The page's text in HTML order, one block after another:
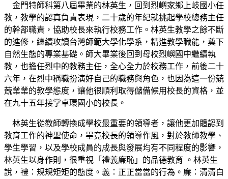
金門特師科第八屆畢業的林英生，回到烈嶼家鄉上岐國小任
教，教學的認真負責表現，二十歲的年紀就挑起學校總務主任
的幹部職責，協助校長來執行校務工作。林英生教學之餘不斷
的進修，繼續攻讀台灣師範大學化學系，精進教學職能，奠下
自然生態的專業基礎。師大畢業後回到母校烈嶼國中繼續執
教，也擔任烈中的教務主任，全心全力於校務工作，前後二十
六年，在烈中稱職扮演好自己的職務與角色，也因為這一份兢
兢業業的教學態度，讓他很順利取得儲備候用校長的資格，並
在九十五年接掌卓環國小的校長。
林英生從教師轉換成學校最重要的領導者，讓他更加體認到
教育工作的神聖使命，畢竟校長的領導作風，對於教師教學、
學生學習，以及學校成員的成長與發展均有不同程度的影響，
林英生以身作則，很重視「禮義廉恥」的品德教育 。林英生
說，禮：規規矩矩的態度。義：正正當當的行為。廉：清清白